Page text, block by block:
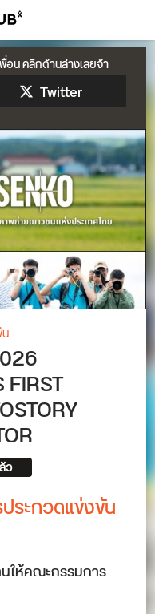
อน คลิกด้านล่างเลยจ้า
Twitter
FIRST
ว
ระกวดแข่งขัน
ให้คณะกรรมการ